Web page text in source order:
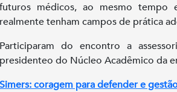
futuros médicos, ao mesmo tempo
realmente tenham campos de prática
Participaram do encontro a
presidenteo do Núcleo Acadêmico da
Simers: coragem para defender e